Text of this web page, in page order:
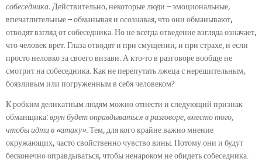
собеседника.Действительно, некоторые люди – эмоциональные,
впечатлительные – обманывая и осознавая, что они обманывают,
отводят взгляд от собеседника. Но не всегда отведение взгляда означает,
что человек врет. Глаза отводят и при смущении, и при страхе, и если
просто неловко за своего визави. А кто-то в разговоре вообще не
смотрит на собеседника. Как не перепутать лжеца с нерешительным,
боязливым или погруженным в себя человеком?
К робким деликатным людям можно отнести и следующий признак
обманщика:врун будет оправдываться в разговоре, вместо того,
чтобы идти в «атаку». Тем, для кого крайне важно мнение
окружающих, часто свойственно чувство вины. Потому они и будут
бесконечно оправдываться, чтобы ненароком не обидеть собеседника.